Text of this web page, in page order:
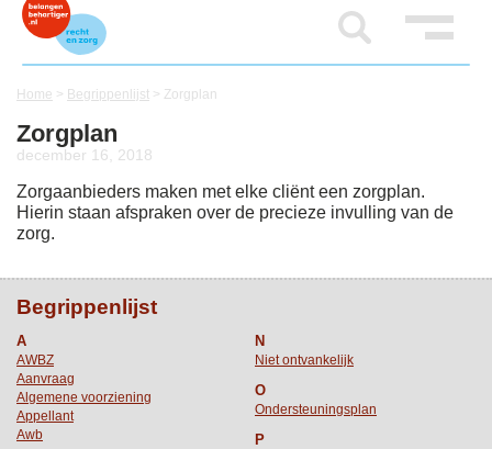
Home > Begrippenlijst > Zorgplan
Zorgplan
december 16, 2018
Zorgaanbieders maken met elke cliënt een zorgplan.
Hierin staan afspraken over de precieze invulling van de
zorg.
Begrippenlijst
A
AWBZ
Aanvraag
Algemene voorziening
Appellant
Awb
N
Niet ontvankelijk
O
Ondersteuningsplan
P